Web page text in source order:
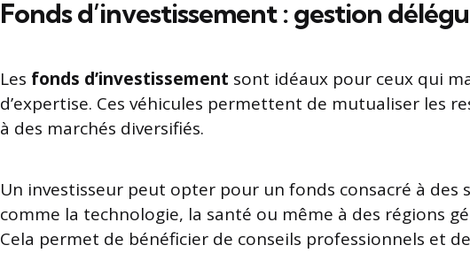
Fonds d’investissement : gestion
Les fonds d’investissement sont idéaux pour ceux qui
d’expertise. Ces véhicules permettent de mutualiser les
à des marchés diversifiés.
Un investisseur peut opter pour un fonds consacré à des
comme la technologie, la santé ou même à des régions
Cela permet de bénéficier de conseils professionnels et